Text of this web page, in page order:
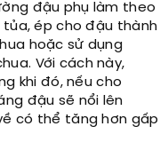
đậu phụ làm theo
ép cho đậu thành
hoặc sử dụng
Với cách này,
khi đó, nếu cho
đậu sẽ nổi lên
có thể tăng hơn gấp